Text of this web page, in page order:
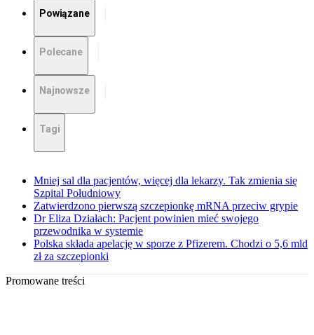
Powiązane
Polecane
Najnowsze
Tagi
Mniej sal dla pacjentów, więcej dla lekarzy. Tak zmienia się
Szpital Południowy
Zatwierdzono pierwszą szczepionkę mRNA przeciw grypie
Dr Eliza Działach: Pacjent powinien mieć swojego
przewodnika w systemie
Polska składa apelację w sporze z Pfizerem. Chodzi o 5,6 mld
zł za szczepionki
Promowane treści